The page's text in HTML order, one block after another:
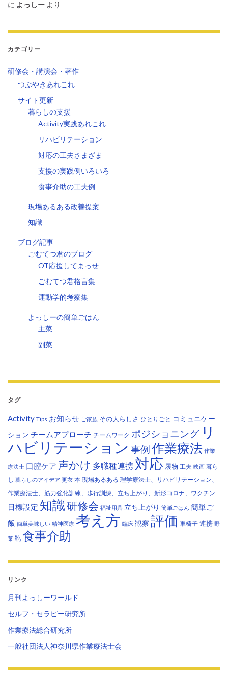
に よっしー より
カテゴリー
研修会・講演会・著作
つぶやきあれこれ
サイト更新
暮らしの支援
Activity実践あれこれ
リハビリテーション
対応の工夫さまざま
支援の実践例いろいろ
食事介助の工夫例
現場あるある改善提案
知識
ブログ記事
ごむてつ君のブログ
OT応援してまっせ
ごむてつ君格言集
運動学的考察集
よっしーの簡単ごはん
主菜
副菜
タグ
Activity Tips お知らせ ご家族 その人らしさ ひとりごと コミュニケー
ション チームアプローチ チームワーク ポジショニング リ
ハビリテーション 事例作業療法 作業
療法士 口腔ケア 声かけ 多職種連携 対応 履物 工夫 映画 暮ら
し 暮らしのアイデア 更衣 本 現場あるある 理学療法士、リハビリテーション、
作業療法士、筋力強化訓練、歩行訓練、立ち上がり、新形コロナ、ワクチン
目標設定 知識研修会 福祉用具 立ち上がり 簡単ごはん 簡単ご
飯 簡単美味しい 精神医療 考え方 臨床 観察 評価 車椅子 連携 野
菜 靴 食事介助
リンク
月刊よっしーワールド
セルフ・セラピー研究所
作業療法総合研究所
一般社団法人神奈川県作業療法士会